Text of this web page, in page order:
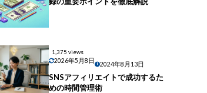
1,375 views
2026年5月8日 2024年8月13日
SNSアフィリエイトで成功するた
めの時間管理術